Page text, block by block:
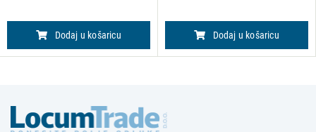
Dodaj u košaricu Dodaj u košaricu